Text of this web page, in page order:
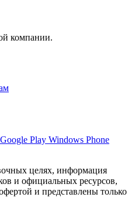
компании.
Google Play Windows Phone
целях, информация
и официальных ресурсов,
и представлены только